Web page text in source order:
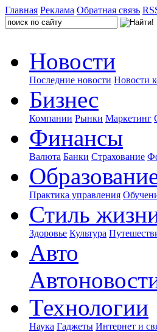
Главная Реклама Обратная связь
Новости
Последние новости Новости
Бизнес
Компании Рынки Маркетинг
Финансы
Валюта Банки Страхование
Практика управления
Стиль
Здоровье Культура
Авто
Технологии
Наука Гаджеты Интернет и